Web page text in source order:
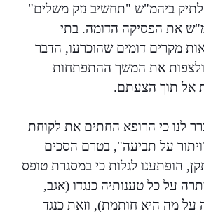
לתיק ביהמ"ש "תחשיב נזק משלים"
את הפסיקה הדומה. בתי
מקרים דומים שהוכרעו, הדבר
ולצפות את המשך ההתפתחות
אל תוך הצעתם.
לנו כי הרופא החתים את לקוחת
על תביעה", בטרם הסכים
הופתענו לגלות כי במסגרת טופס
על כל טענותיה כנגדו (אגב,
על מה היא חותמת), וזאת כנגד